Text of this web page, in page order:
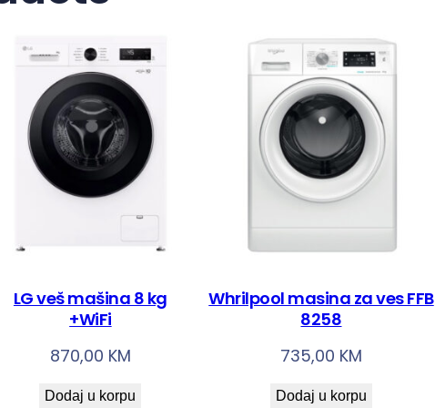
LG veš mašina 8 kg
+WiFi
870,00 KM
Dodaj u korpu
Whrilpool masina za ves FFB
8258
735,00 KM
Dodaj u korpu